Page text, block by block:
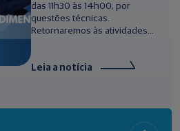
das 11h30 às 14h00, por
questões técnicas.
Retornaremos às atividades...
Leia a notícia